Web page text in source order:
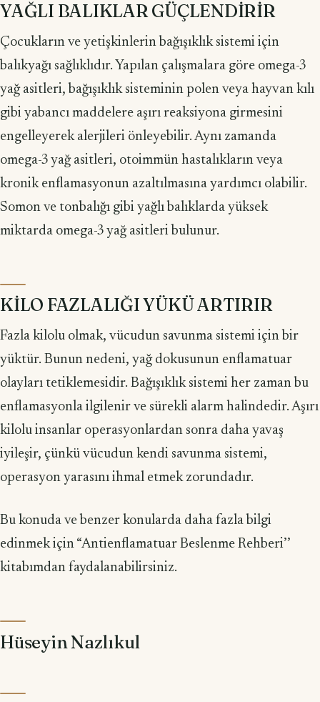
YAĞLI BALIKLAR GÜÇLENDİRİR
Çocukların ve yetişkinlerin bağışıklık sistemi için
balıkyağı sağlıklıdır. Yapı­lan çalışmalara göre omega-3
yağ asitleri, bağışıklık sisteminin polen veya hayvan kılı
gibi yabancı maddelere aşırı reaksiyona girmesini
engelleyerek alerjileri önle­yebilir. Aynı zamanda
omega-3 yağ asitleri, otoimmün hastalıkların veya
kronik enflamasyonun azaltılmasına yardımcı olabilir.
Somon ve tonbalığı gibi yağlı ba­lıklarda yüksek
miktarda omega-3 yağ asitleri bulunur.
KİLO FAZLALIĞI YÜKÜ ARTIRIR
Fazla kilolu olmak, vücudun savunma sistemi için bir
yüktür. Bunun nedeni, yağ dokusunun enflamatuar
olayları tetiklemesidir. Bağışıklık sistemi her zaman bu
enflamasyonla ilgilenir ve sürekli alarm halindedir. Aşırı
kilolu insanlar ope­rasyonlardan sonra daha yavaş
iyileşir, çünkü vücudun kendi savunma sistemi,
operasyon yarasını ihmal etmek zorundadır.
Bu konuda ve benzer konularda daha fazla bilgi
edinmek için “Antienflamatuar Beslenme Rehberi’’
kitabımdan faydalanabilirsiniz.
Hüseyin Nazlıkul